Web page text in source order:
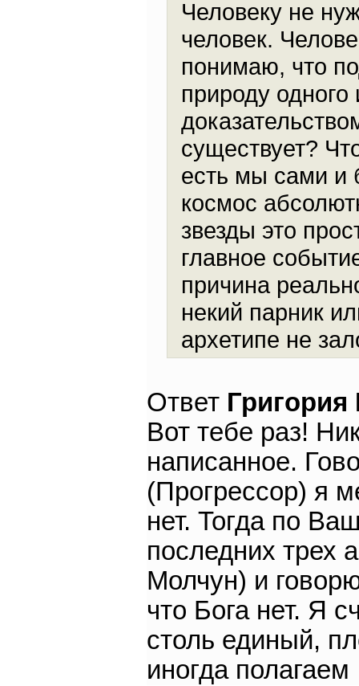
Человеку не
человек.
понимаю, что
природу
существует?
есть мы сами и
космос
звезды это
главное
причина
некий парник
архетипе не
Ответ
Вот тебе раз!
написанное.
(Прогрессор) я
нет. Тогда по
последних трех
Молчун) и
что Бога нет. Я
столь единый,
иногда полагаем